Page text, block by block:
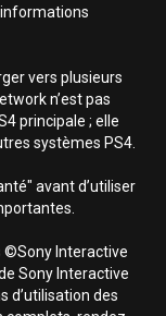
informations
vers plusieurs
n’est pas
principale ; elle
systèmes PS4.
avant d’utiliser
©Sony Interactive
Sony Interactive
d’utilisation des